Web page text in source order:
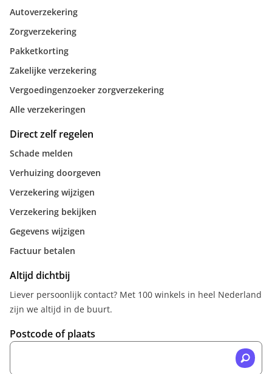
Autoverzekering
Zorgverzekering
Pakketkorting
Zakelijke verzekering
Vergoedingenzoeker zorgverzekering
Alle verzekeringen
Direct zelf regelen
Schade melden
Verhuizing doorgeven
Verzekering wijzigen
Verzekering bekijken
Gegevens wijzigen
Factuur betalen
Altijd dichtbij
Liever persoonlijk contact? Met 100 winkels in heel Nederland
zijn we altijd in de buurt.
Postcode of plaats